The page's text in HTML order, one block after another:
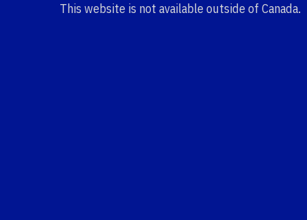
This website is not available outside of Canada.